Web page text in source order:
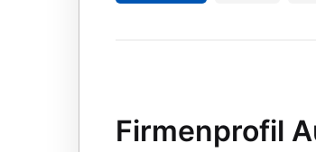
Firmenprofil